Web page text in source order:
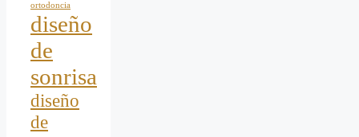
ortodoncia
diseño
de
sonrisa
diseño
de